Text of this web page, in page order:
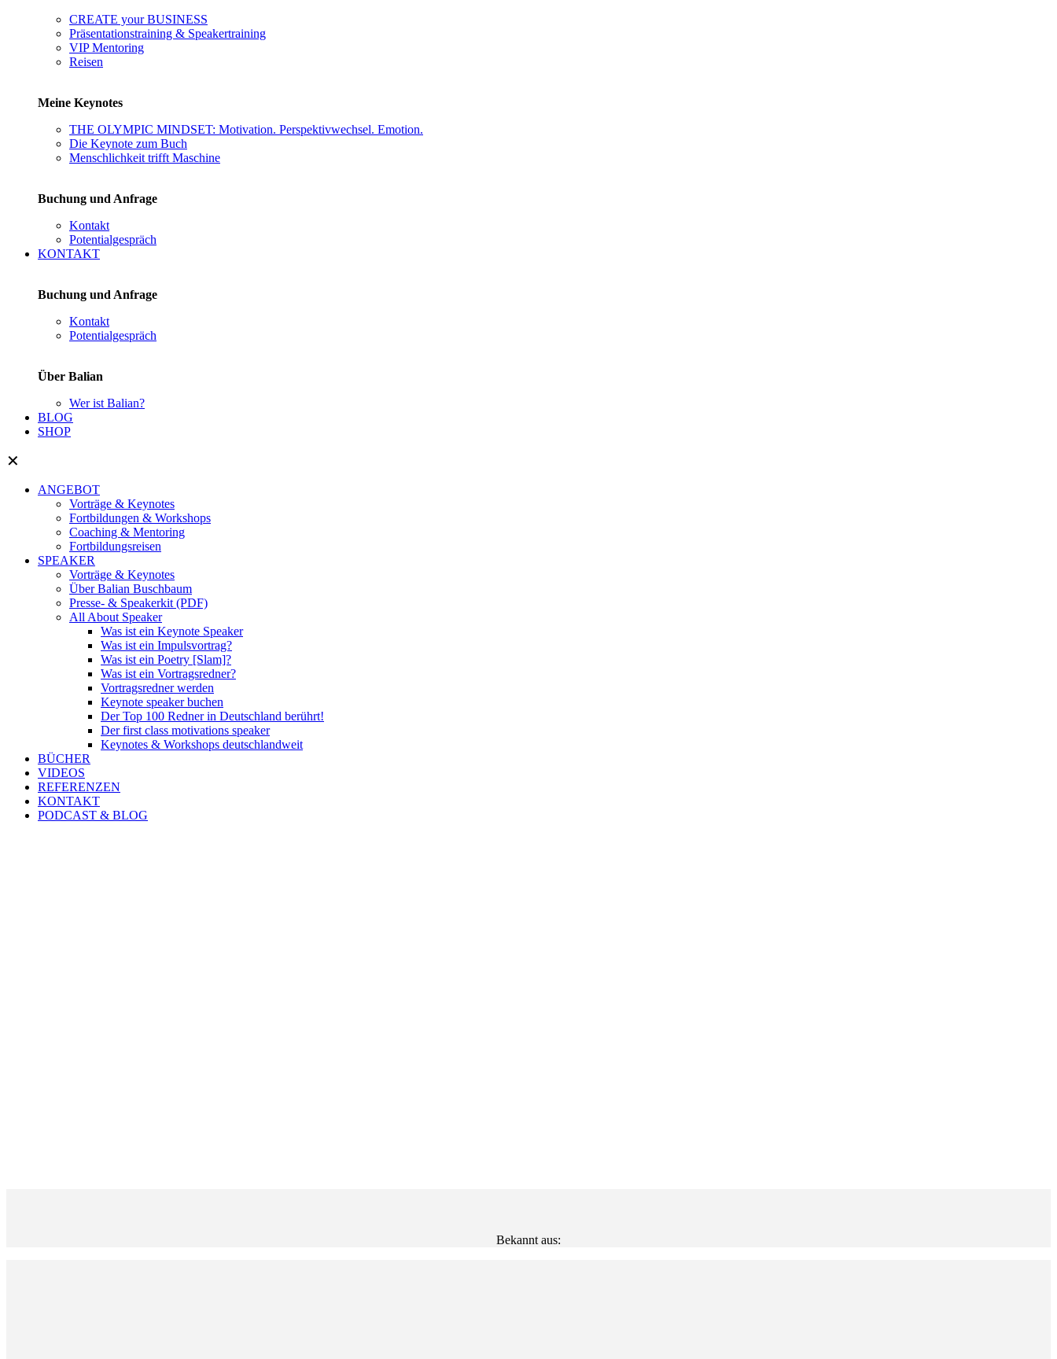
CREATE your BUSINESS
Präsentationstraining & Speakertraining
VIP Mentoring
Reisen
Meine Keynotes
THE OLYMPIC MINDSET: Motivation. Perspektivwechsel. Emotion.
Die Keynote zum Buch
Menschlichkeit trifft Maschine
Buchung und Anfrage
Kontakt
Potentialgespräch
KONTAKT
Buchung und Anfrage
Kontakt
Potentialgespräch
Über Balian
Wer ist Balian?
BLOG
SHOP
✕
ANGEBOT
Vorträge & Keynotes
Fortbildungen & Workshops
Coaching & Mentoring
Fortbildungsreisen
SPEAKER
Vorträge & Keynotes
Über Balian Buschbaum
Presse- & Speakerkit (PDF)
All About Speaker
Was ist ein Keynote Speaker
Was ist ein Impulsvortrag?
Was ist ein Poetry [Slam]?
Was ist ein Vortragsredner?
Vortragsredner werden
Keynote speaker buchen
Der Top 100 Redner in Deutschland berührt!
Der first class motivations speaker
Keynotes & Workshops deutschlandweit
BÜCHER
VIDEOS
REFERENZEN
KONTAKT
PODCAST & BLOG
Bekannt aus: